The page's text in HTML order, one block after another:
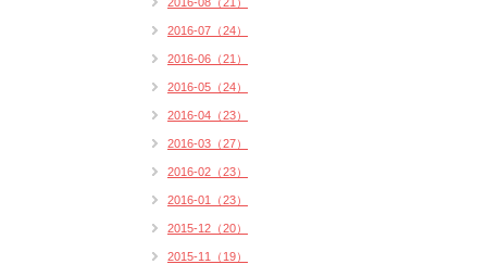
2016-07（24）
2016-06（21）
2016-05（24）
2016-04（23）
2016-03（27）
2016-02（23）
2016-01（23）
2015-12（20）
2015-11（19）